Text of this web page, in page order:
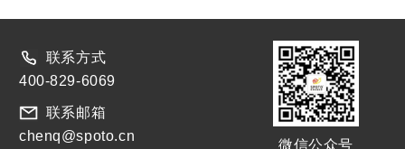
联系方式
400-829-6069
联系邮箱
chenq@spoto.cn
微信公众号